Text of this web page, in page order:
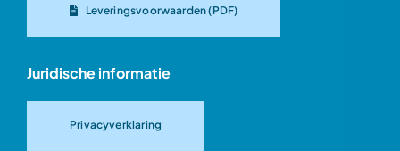
Leveringsvoorwaarden (PDF)
Juridische informatie
Privacyverklaring